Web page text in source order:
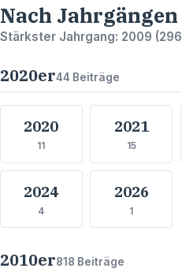
Nach Jahrgängen
Stärkster Jahrgang: 2009 (296
2020er44 Beiträge
2020
11
2021
15
2024
4
2026
1
2010er818 Beiträge